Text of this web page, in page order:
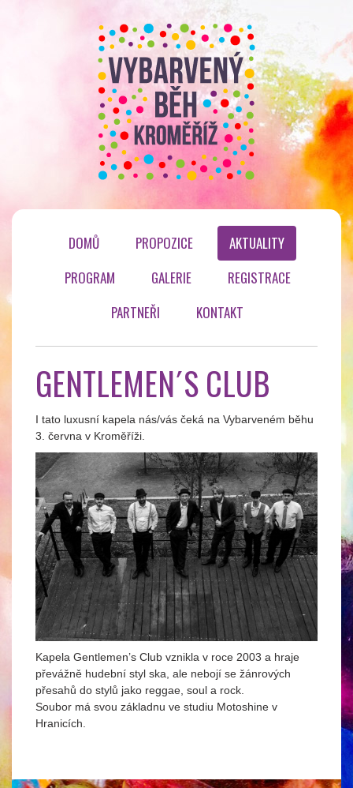
DOMŮ PROPOZICE
AKTUALITY
PROGRAM
GALERIE
REGISTRACE
PARTNEŘI
KONTAKT
GENTLEMEN´S CLUB
I tato luxusní kapela nás/vás čeká na Vybarveném běhu
3. června v Kroměříži.
Kapela Gentlemen’s Club vznikla v roce 2003 a hraje
převážně hudební styl ska, ale nebojí se žánrových
přesahů do stylů jako reggae, soul a rock.
Soubor má svou základnu ve studiu Motoshine v
Hranicích.